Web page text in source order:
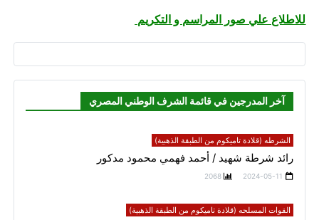
للاطلاع علي صور المراسم و التكريم
آخر المدرجين في قائمة الشرف الوطني المصري
الشرطه (قلادة تاميكوم من الطبقة الذهبية)
رائد شرطة شهيد / أحمد فهمي محمود مدكور
2024-05-11
2068
القوات المسلحه (قلادة تاميكوم من الطبقة الذهبية)